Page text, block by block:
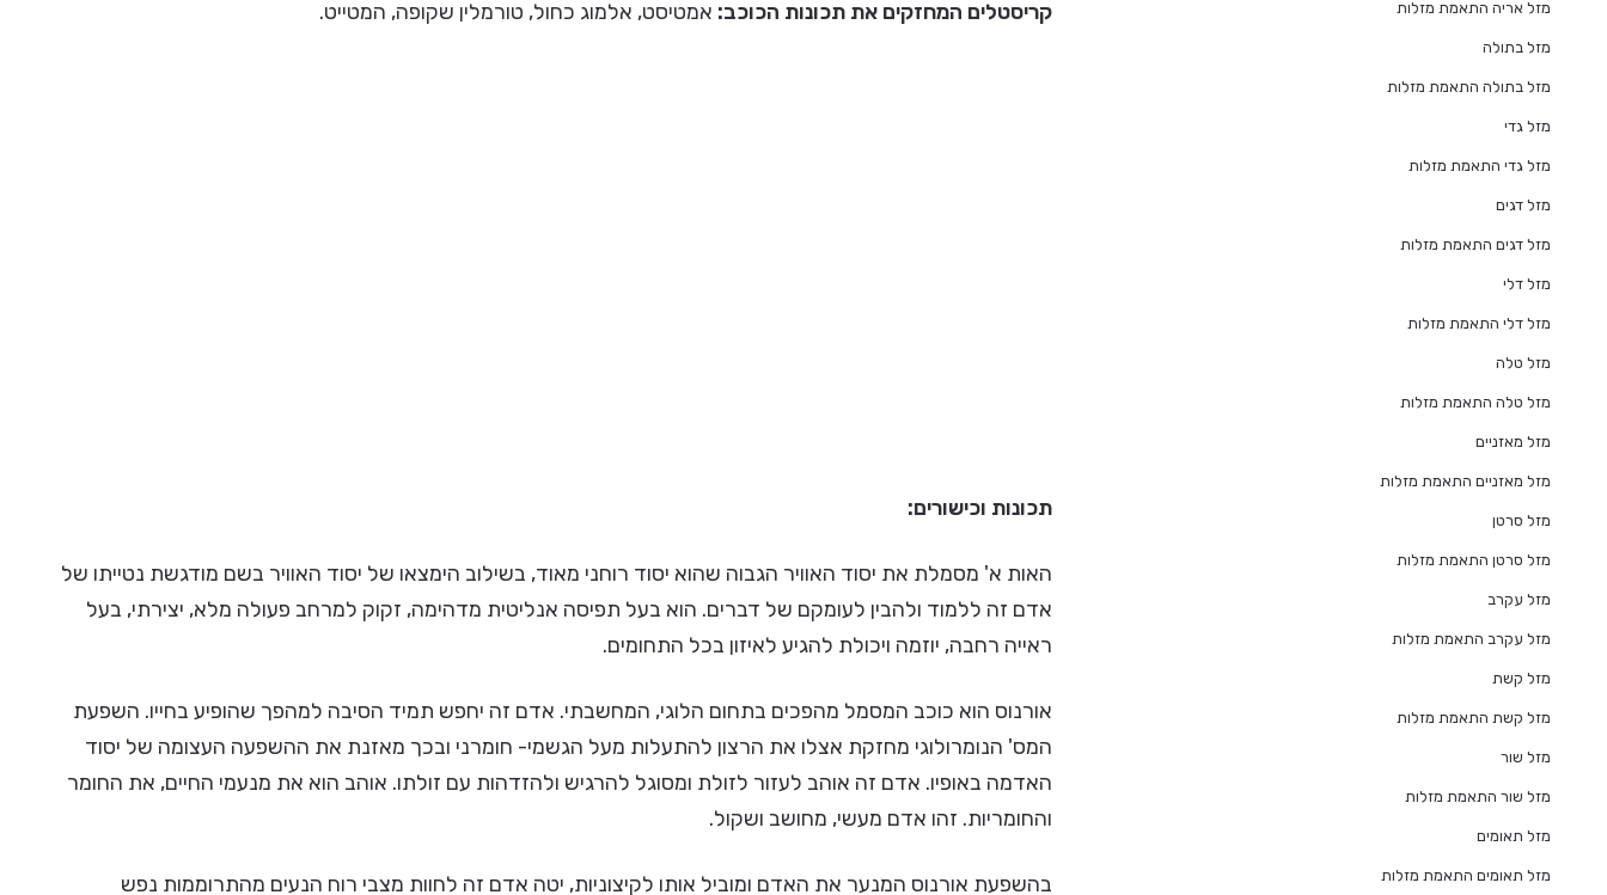
קריסטלים המחזקים את תכונות הכוכב: אמטיסט, אלמוג כחול, טורמלין שקופה, המטייט.
תכונות וכישורים:
האות א' מסמלת את יסוד האוויר הגבוה שהוא יסוד רוחני מאוד, בשילוב הימצאו של יסוד האוויר בשם מודגשת נטייתו של
אדם זה ללמוד ולהבין לעומקם של דברים. הוא בעל תפיסה אנליטית מדהימה, זקוק למרחב פעולה מלא, יצירתי, בעל
ראייה רחבה, יוזמה ויכולת להגיע לאיזון בכל התחומים.
אורנוס הוא כוכב המסמל מהפכים בתחום הלוגי, המחשבתי. אדם זה יחפש תמיד הסיבה למהפך שהופיע בחייו. השפעת
המס' הנומרולוגי מחזקת אצלו את הרצון להתעלות מעל הגשמי- חומרני ובכך מאזנת את ההשפעה העצומה של יסוד
האדמה באופיו. אדם זה אוהב לעזור לזולת ומסוגל להרגיש ולהזדהות עם זולתו. אוהב הוא את מנעמי החיים, את החומר
והחומריות. זהו אדם מעשי, מחושב ושקול.
בהשפעת אורנוס המנער את האדם ומוביל אותו לקיצוניות, יטה אדם זה לחוות מצבי רוח הנעים מהתרוממות נפש
מזל אריה התאמת מזלות
מזל בתולה
מזל בתולה התאמת מזלות
מזל גדי
מזל גדי התאמת מזלות
מזל דגים
מזל דגים התאמת מזלות
מזל דלי
מזל דלי התאמת מזלות
מזל טלה
מזל טלה התאמת מזלות
מזל מאזניים
מזל מאזניים התאמת מזלות
מזל סרטן
מזל סרטן התאמת מזלות
מזל עקרב
מזל עקרב התאמת מזלות
מזל קשת
מזל קשת התאמת מזלות
מזל שור
מזל שור התאמת מזלות
מזל תאומים
מזל תאומים התאמת מזלות